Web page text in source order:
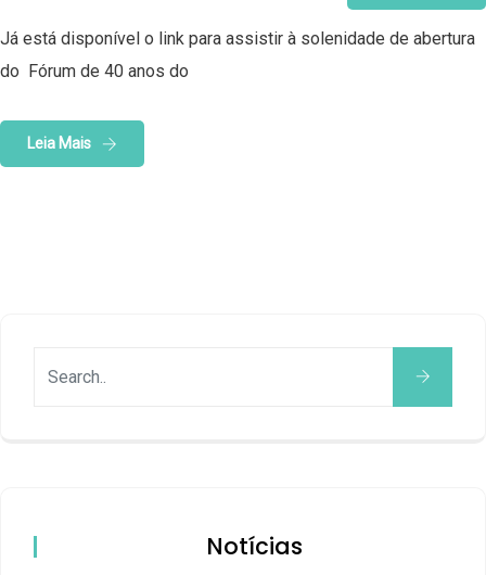
Já está disponível o link para assistir à solenidade de abertura
do Fórum de 40 anos do
Leia Mais
Notícias